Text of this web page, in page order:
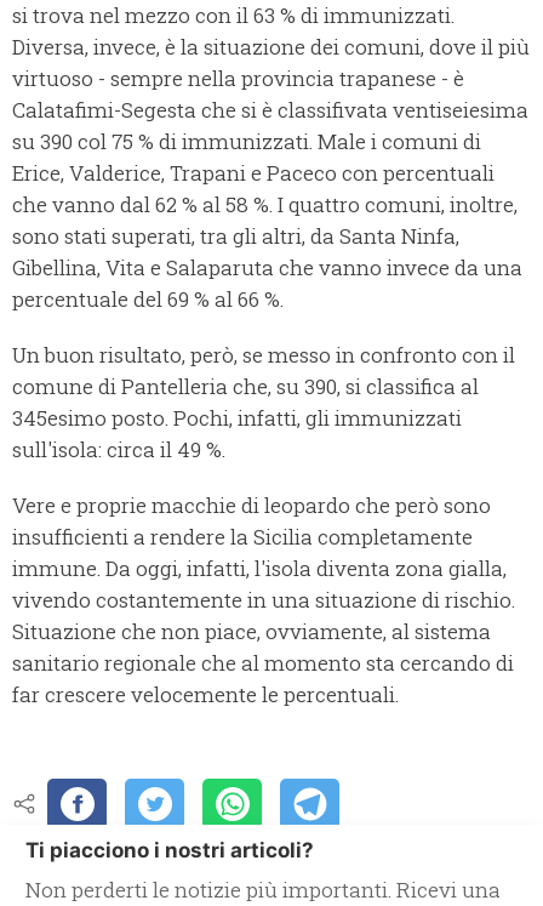
si trova nel mezzo con il 63 % di immunizzati.
Diversa, invece, è la situazione dei comuni, dove il più
virtuoso - sempre nella provincia trapanese - è
Calatafimi-Segesta che si è classifivata ventiseiesima
su 390 col 75 % di immunizzati. Male i comuni di
Erice, Valderice, Trapani e Paceco con percentuali
che vanno dal 62 % al 58 %. I quattro comuni, inoltre,
sono stati superati, tra gli altri, da Santa Ninfa,
Gibellina, Vita e Salaparuta che vanno invece da una
percentuale del 69 % al 66 %.
Un buon risultato, però, se messo in confronto con il
comune di Pantelleria che, su 390, si classifica al
345esimo posto. Pochi, infatti, gli immunizzati
sull'isola: circa il 49 %.
Vere e proprie macchie di leopardo che però sono
insufficienti a rendere la Sicilia completamente
immune. Da oggi, infatti, l'isola diventa zona gialla,
vivendo costantemente in una situazione di rischio.
Situazione che non piace, ovviamente, al sistema
sanitario regionale che al momento sta cercando di
far crescere velocemente le percentuali.
Ti piacciono i nostri articoli?
Non perderti le notizie più importanti. Ricevi una